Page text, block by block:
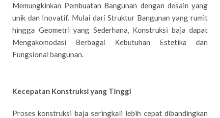
Memungkinkan Pembuatan Bangunan dengan desain yang
unik dan Inovatif. Mulai dari Struktur Bangunan yang rumit
hingga Geometri yang Sederhana, Konstruksi baja dapat
Mengakomodasi Berbagai Kebutuhan Estetika dan
Fungsional bangunan.
Kecepatan Konstruksi yang Tinggi
Proses konstruksi baja seringkali lebih cepat dibandingkan